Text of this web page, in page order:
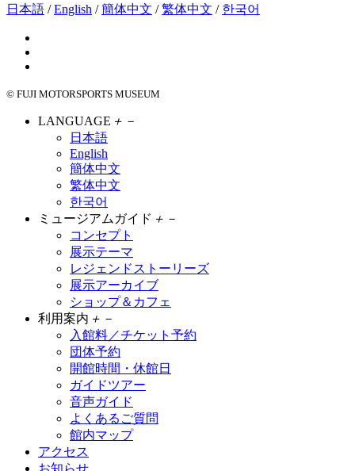
日本語 /English /簡体中文 /繁体中文 / 한국어
© FUJI MOTORSPORTS MUSEUM
LANGUAGE ＋ －
日本語
English
簡体中文
繁体中文
한국어
ミュージアムガイド ＋ －
コンセプト
展示テーマ
レジェンドストーリーズ
展示アーカイブ
ショップ＆カフェ
利用案内 ＋ －
入館料／チケット予約
団体予約
開館時間・休館日
ガイドツアー
音声ガイド
よくあるご質問
館内マップ
アクセス